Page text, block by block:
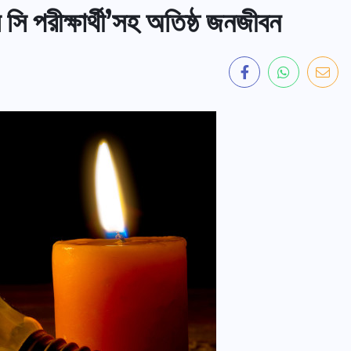
পরীক্ষার্থী’সহ অতিষ্ঠ জনজীবন